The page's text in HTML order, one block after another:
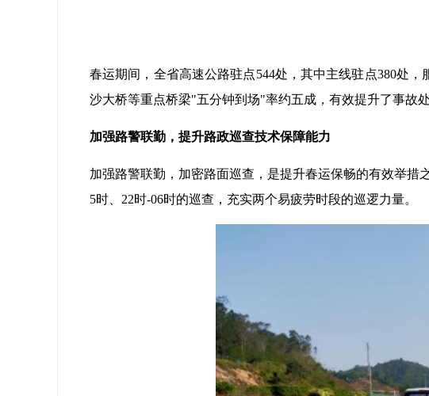
春运期间，全省高速公路驻点544处，其中主线驻点380处
沙大桥等重点桥梁"五分钟到场"率约五成，有效提升了事故
加强路警联勤，提升路政巡查技术保障能力
加强路警联勤，加密路面巡查，是提升春运保畅的有效举措
5时、22时-06时的巡查，充实两个易疲劳时段的巡逻力量。